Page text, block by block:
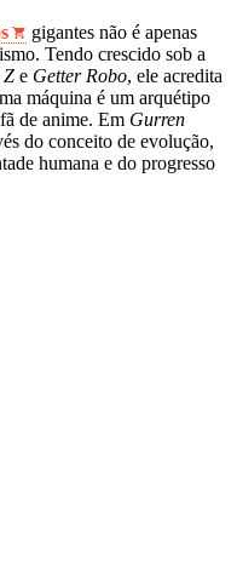
gigantes não é apenas
Tendo crescido sob a
Z e Getter Robo, ele acredita
máquina é um arquétipo
de anime. Em Gurren
do conceito de evolução,
humana e do progresso